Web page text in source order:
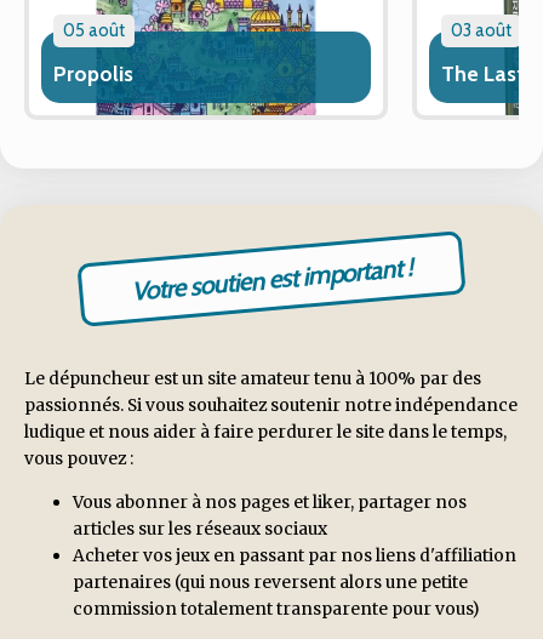
05 août
Propolis
03 août
The Last
Votre soutien est important !
Le dépuncheur est un site amateur tenu à 100% par des
passionnés. Si vous souhaitez soutenir notre indépendance
ludique et nous aider à faire perdurer le site dans le temps,
vous pouvez :
Vous abonner à nos pages et liker, partager nos
articles sur les réseaux sociaux
Acheter vos jeux en passant par nos liens d'affiliation
partenaires (qui nous reversent alors une petite
commission totalement transparente pour vous)